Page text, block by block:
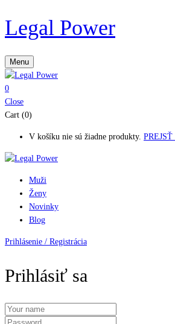
Legal Power
Menu
0
Close
Cart (0)
V košíku nie sú žiadne produkty.
Muži
Ženy
Novinky
Blog
Prihlásenie / Registrácia
Prihlásiť sa